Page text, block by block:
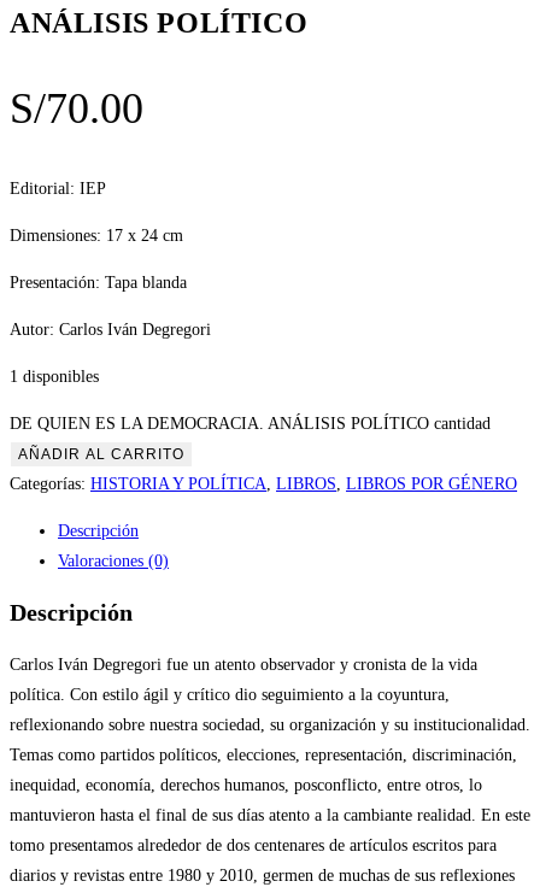
ANÁLISIS POLÍTICO
S/70.00
Editorial: IEP
Dimensiones: 17 x 24 cm
Presentación: Tapa blanda
Autor: Carlos Iván Degregori
1 disponibles
DE QUIEN ES LA DEMOCRACIA. ANÁLISIS POLÍTICO cantidad
AÑADIR AL CARRITO
Categorías: HISTORIA Y POLÍTICA LIBROS LIBROS POR GÉNERO
Descripción
Valoraciones (0)
Descripción
Carlos Iván Degregori fue un atento observador y cronista de la vida
política. Con estilo ágil y crítico dio seguimiento a la coyuntura,
reflexionando sobre nuestra sociedad, su organización y su institucionalidad.
Temas como partidos políticos, elecciones, representación, discriminación,
inequidad, economía, derechos humanos, posconflicto, entre otros, lo
mantuvieron hasta el final de sus días atento a la cambiante realidad. En este
tomo presentamos alrededor de dos centenares de artículos escritos para
diarios y revistas entre 1980 y 2010, germen de muchas de sus reflexiones